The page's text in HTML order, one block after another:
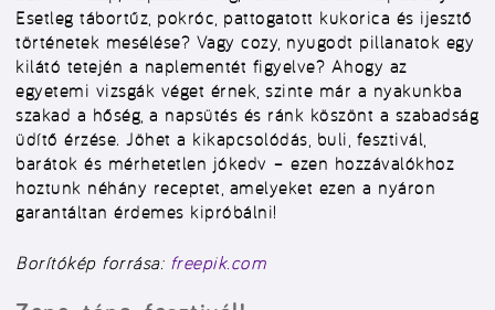
Esetleg tábortűz, pokróc, pattogatott kukorica és ijesztő
történetek mesélése? Vagy cozy, nyugodt pillanatok egy
kilátó tetején a naplementét figyelve? Ahogy az
egyetemi vizsgák véget érnek, szinte már a nyakunkba
szakad a hőség, a napsütés és ránk köszönt a szabadság
üdítő érzése. Jöhet a kikapcsolódás, buli, fesztivál,
barátok és mérhetetlen jókedv – ezen hozzávalókhoz
hoztunk néhány receptet, amelyeket ezen a nyáron
garantáltan érdemes kipróbálni!
Borítókép forrása: freepik.com